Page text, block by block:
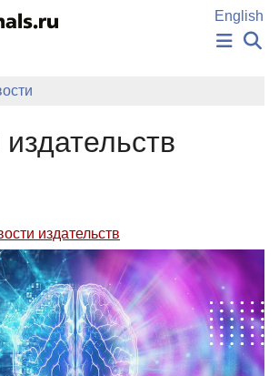
содержанию
English
ПОДАТЬ РУКОПИСЬ
издательств